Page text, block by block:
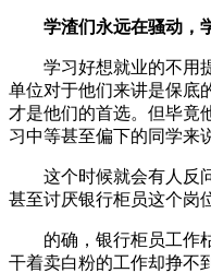
学渣们永远在骚动，
学习好想就业的不用提
单位对于他们来讲是保底
才是他们的首选。但毕竟
习中等甚至偏下的同学来
这个时候就会有人反问
甚至讨厌银行柜员这个岗
的确，银行柜员工作枯
干着卖白粉的工作却挣不